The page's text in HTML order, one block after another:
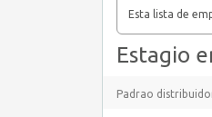
Esta lista de
Estagio
Padrao